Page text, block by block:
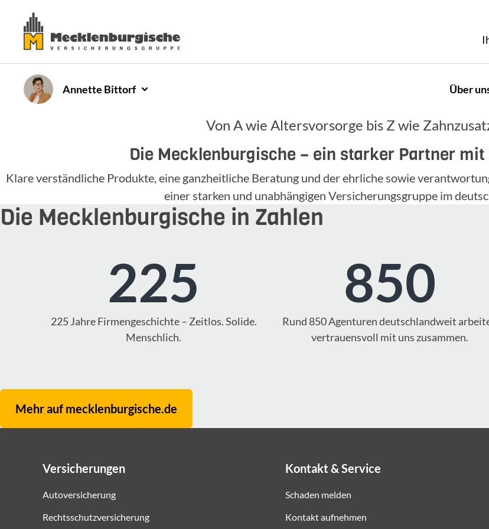
Annette Bittorf Über
Von A wie Altersvorsorge bis Z wie
Die Mecklenburgische – ein starker Partner
Klare verständliche Produkte, eine ganzheitliche Beratung und der ehrliche sowie
einer starken und unabhängigen Versicherungsgruppe im
Die Mecklenburgische in Zahlen
225
225 Jahre Firmengeschichte – Zeitlos. Solide.
Menschlich.
850
Rund 850 Agenturen deutschlandweit
vertrauensvoll mit uns zusammen.
Mehr auf mecklenburgische.de
Versicherungen
Autoversicherung
Rechtsschutzversicherung
Kontakt & Service
Schaden melden
Kontakt aufnehmen